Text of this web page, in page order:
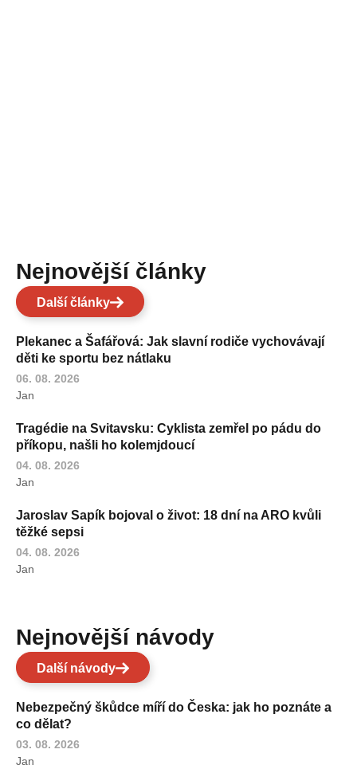
Nejnovější články
Další články
Plekanec a Šafářová: Jak slavní rodiče vychovávají
děti ke sportu bez nátlaku
06. 08. 2026
Jan
Tragédie na Svitavsku: Cyklista zemřel po pádu do
příkopu, našli ho kolemjdoucí
04. 08. 2026
Jan
Jaroslav Sapík bojoval o život: 18 dní na ARO kvůli
těžké sepsi
04. 08. 2026
Jan
Nejnovější návody
Další návody
Nebezpečný škůdce míří do Česka: jak ho poznáte a
co dělat?
03. 08. 2026
Jan